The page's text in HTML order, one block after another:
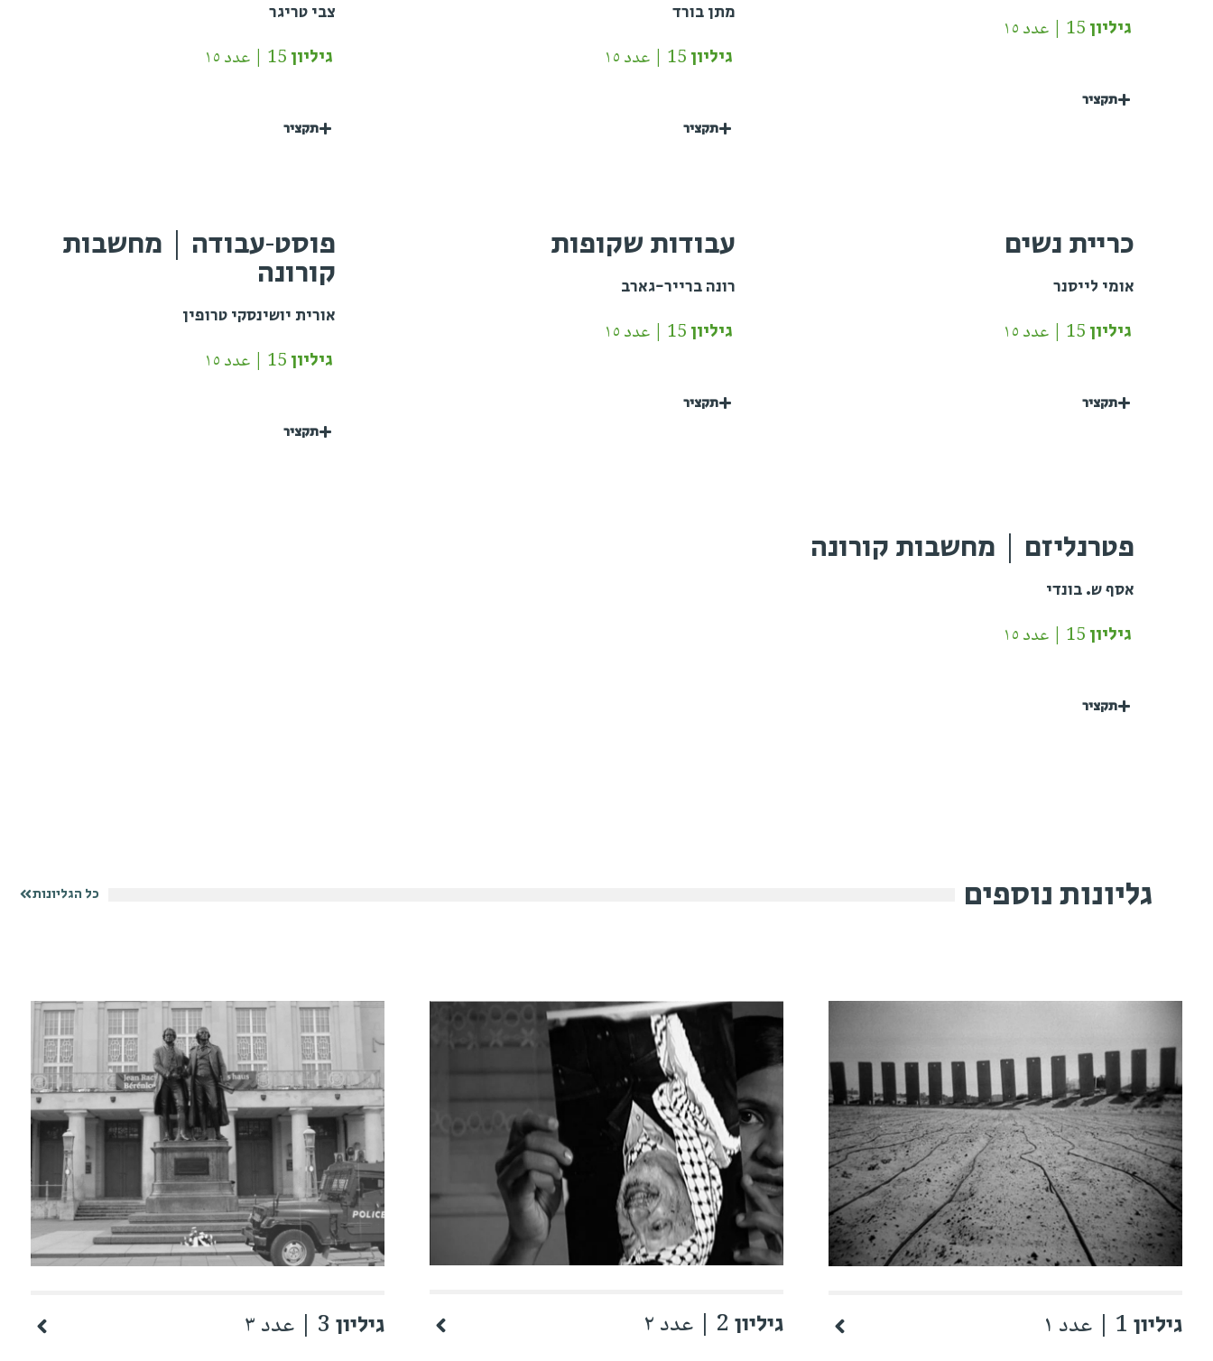
גיליון 15 | عدد ١٥
תקציר
מתן בורד
גיליון 15 | عدد ١٥
תקציר
צבי טריגר
גיליון 15 | عدد ١٥
תקציר
כריית נשים
אומי לייסנר
גיליון 15 | عدد ١٥
תקציר
עבודות שקופות
רונה ברייר-גארב
גיליון 15 | عدد ١٥
תקציר
פוסט-עבודה | מחשבות
קורונה
אורית יושינסקי טרופין
גיליון 15 | عدد ١٥
תקציר
פטרנליזם | מחשבות קורונה
אסף ש. בונדי
גיליון 15 | عدد ١٥
תקציר
גליונות נוספים כל הגליונות
גיליון 1 | عدد ١ גיליון 2 | عدد ٢ גיליון 3 | عدد ٣